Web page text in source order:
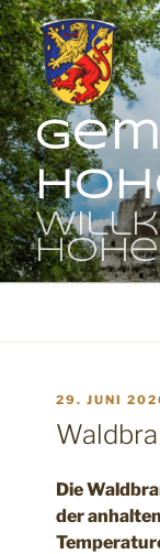
Zum
Inhalt
springen
AM
29. JUNI
Die
der